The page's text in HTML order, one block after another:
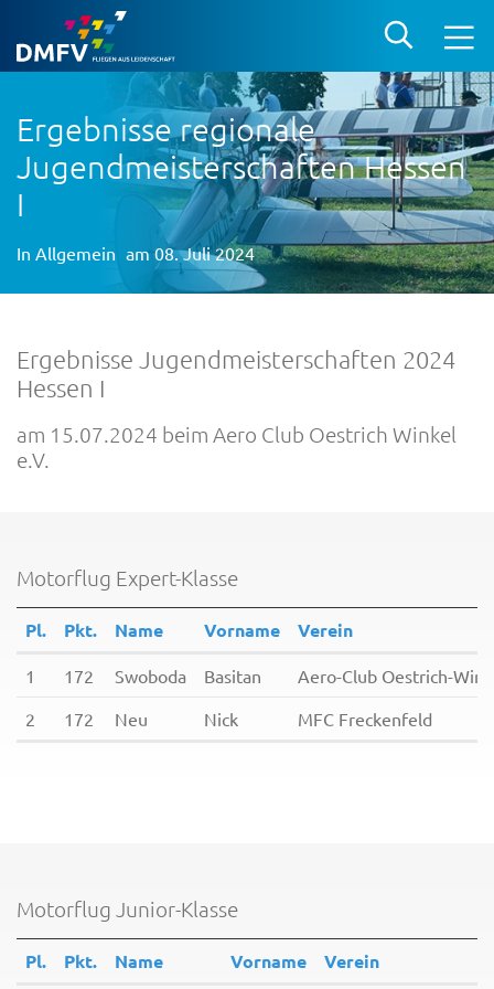
Ergebnisse regionale
Jugendmeisterschaften Hessen
I
In Allgemein am 08. Juli 2024
Ergebnisse Jugendmeisterschaften 2024
Hessen I
am 15.07.2024 beim Aero Club Oestrich Winkel
e.V.
Motorflug Expert-Klasse
Pl. Pkt. Name Vorname Verein
1 172 Swoboda Basitan
Aero-Club Oestrich-
2
172 Neu Nick MFC Freckenfeld
Motorflug Junior-Klasse
Pl. Pkt. Name Vorname Verein